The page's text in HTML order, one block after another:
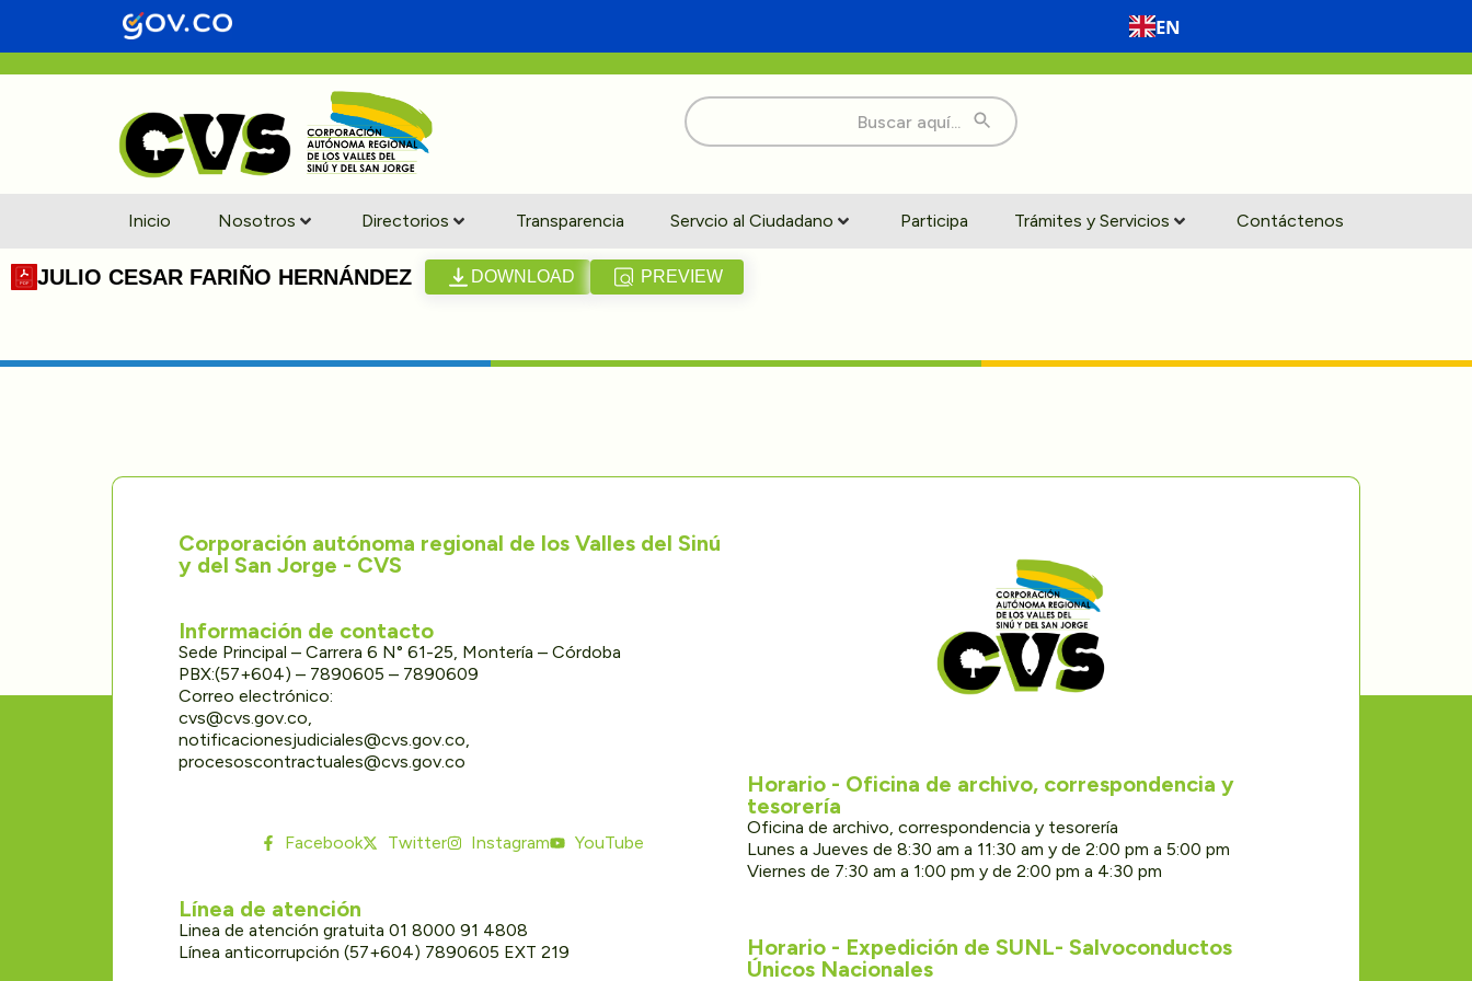
EN
Buscar:
Inicio Nosotros Directorios Transparencia Servcio al Ciudadano Participa Trámites y Servicios Contáctenos
JULIO CESAR FARIÑO HERNÁNDEZ DOWNLOAD PREVIEW
Corporación autónoma regional de los Valles del Sinú
y del San Jorge - CVS
Información de contacto
Sede Principal – Carrera 6 N° 61-25, Montería – Córdoba
PBX:(57+604) – 7890605 – 7890609
Correo electrónico:
cvs@cvs.gov.co,
notificacionesjudiciales@cvs.gov.co,
procesoscontractuales@cvs.gov.co
Facebook Twitter Instagram YouTube
Línea de atención
Linea de atención gratuita 01 8000 91 4808
Línea anticorrupción (57+604) 7890605 EXT 219
Horario - Oficina de archivo, correspondencia y
tesorería
Oficina de archivo, correspondencia y tesorería
Lunes a Jueves de 8:30 am a 11:30 am y de 2:00 pm a 5:00 pm
Viernes de 7:30 am a 1:00 pm y de 2:00 pm a 4:30 pm
Horario - Expedición de SUNL- Salvoconductos
Únicos Nacionales